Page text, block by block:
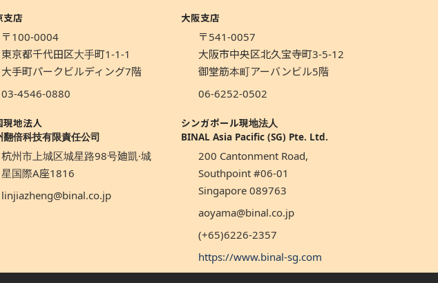
支店
〒100-0004
東京都千代田区大手町1-1-1
大手町パークビルディング7階
03-4546-0880
大阪支店
〒541-0057
大阪市中央区北久宝寺町3-5-12
御堂筋本町アーバンビル5階
06-6252-0502
現地法人
翻倍科技有限責任公司
杭州市上城区城星路98号廸凱·城
星国際A座1816
linjiazheng@binal.co.jp
シンガポール現地法人
BINAL Asia Pacific (SG) Pte. Ltd.
200 Cantonment Road,
Southpoint #06-01
Singapore 089763
aoyama@binal.co.jp
(+65)6226-2357
https://www.binal-sg.com